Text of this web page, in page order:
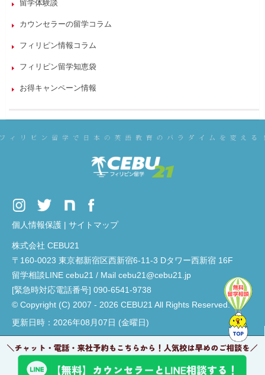
留学体験談
カウンセラーの留学コラム
フィリピン情報コラム
フィリピン留学知恵袋
お得キャンペーン情報
個人情報保護 | サイトマップ
株式会社 CEBU21
〒160-0023 東京都新宿区西新宿6-11-3 Dタワー西新宿 16F
留学相談LINE cebu21 / Mail cebu21@cebu21.jp
[緊急時対応電話番号] 090-6541-9738
© Copyright (C) 2007 - 2026 CEBU21 All Rights Reserved.
更新日時：2026年08月07日 (金曜日)